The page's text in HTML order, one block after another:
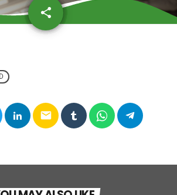
share
email
email